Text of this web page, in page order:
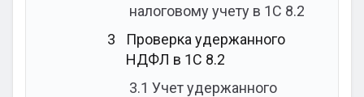
налоговому учету в 1С 8.2
3
Проверка удержанного
НДФЛ в 1С 8.2
3.1 Учет удержанного